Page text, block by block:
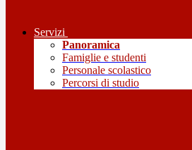
Servizi
Panoramica
Famiglie e studenti
Personale scolastico
Percorsi di studio